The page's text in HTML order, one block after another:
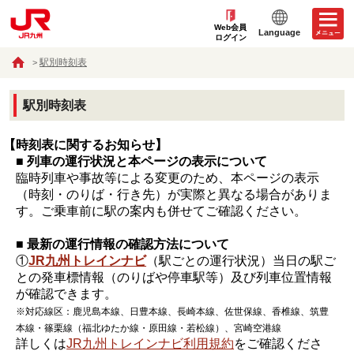
Web会員
ログイン
Language
駅別時刻表
駅別時刻表
【時刻表に関するお知らせ】
■ 列車の運行状況と本ページの表示について
臨時列車や事故等による変更のため、本ページの表示
（時刻・のりば・行き先）が実際と異なる場合がありま
す。ご乗車前に駅の案内も併せてご確認ください。
■ 最新の運行情報の確認方法について
①JR九州トレインナビ（駅ごとの運行状況）当日の駅ご
との発車標情報（のりばや停車駅等）及び列車位置情報
が確認できます。
※対応線区：鹿児島本線、日豊本線、長崎本線、佐世保線、香椎線、筑豊
本線・篠栗線（福北ゆたか線・原田線・若松線）、宮崎空港線
詳しくはJR九州トレインナビ利用規約をご確認くださ